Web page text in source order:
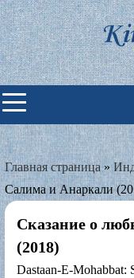
Skip
to
content
Главная страница»
Салима и Анаркали
Сказание о
(2018)
Dastaan-E-Mohabbat: